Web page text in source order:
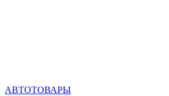
АВТОТОВАРЫ